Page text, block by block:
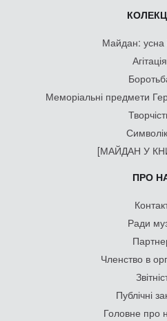
Майдан: усна
Агітація
Меморіальні предмети
[МАЙДАН У
ПРО
Ради
Членство в
Публічні
Головне про